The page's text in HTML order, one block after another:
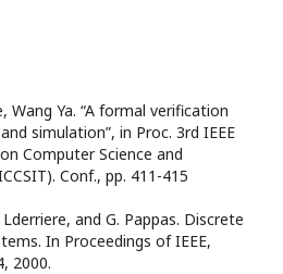
Wang Ya. “A formal verification
simulation”, in Proc. 3rd IEEE
Computer Science and
Conf., pp. 411-415
Lderriere, and G. Pappas. Discrete
In Proceedings of IEEE,
2000.